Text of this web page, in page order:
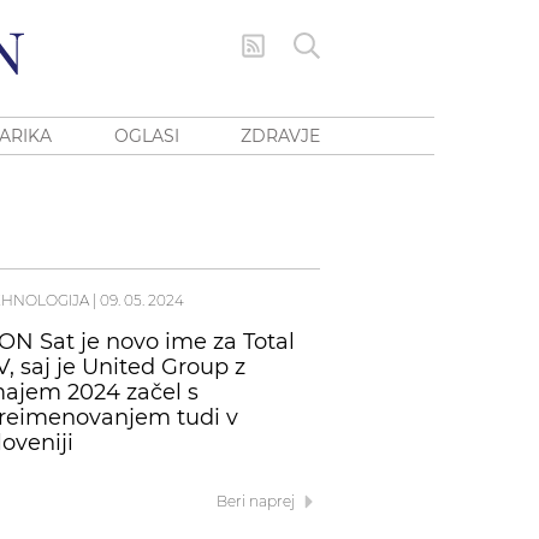
OGLASI ZDRAVJE
| 09. 05. 2024
Sat je novo ime za Total
saj je United Group z
2024 začel s
tudi v
Beri naprej